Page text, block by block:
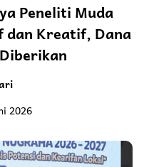
Peneliti Muda
dan Kreatif, Dana
2026